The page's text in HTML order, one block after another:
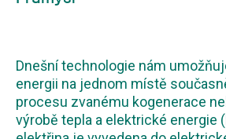
Dnešní technologie nám
energii na jednom místě
procesu zvanému kogenerace
výrobě tepla a elektrické energie